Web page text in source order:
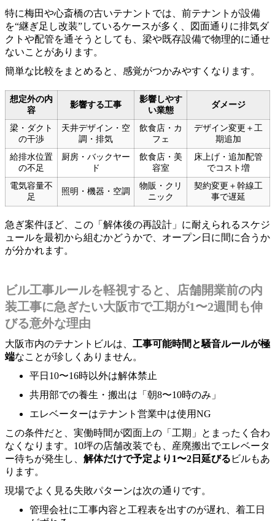
特に梅田や心斎橋の古いテナントでは、前テナントが設備
を“継ぎ足し改装”しているケースが多く、図面通りに排気ダ
クトや配管を通そうとしても、梁や既存設備で物理的に通せ
ないことがあります。
簡単な比較をまとめると、感覚がつかみやすくなります。
想定外の内
容
影響する工事
影響しやす
い業態
ダメージ
梁・ダクト
の干渉
天井デザイン・空
調・排気
飲食店・カ
フェ
デザイン変更＋工
期追加
給排水位置
の不足
厨房・バックヤー
ド
飲食店・美
容室
床上げ・追加配管
でコスト増
電気容量不
足
照明・機器・空調
物販・クリ
ニック
契約変更＋幹線工
事で遅延
急ぎ案件ほど、この「解体後の再設計」に耐えられるスケジ
ュールを最初から組むかどうかで、オープン日に間に合うか
が分かれます。
ビル工事ルールを軽視すると、店舗開業前の内
装工事に急ぎたい大阪市で工期が1〜2週間も伸
びる意外な理由
大阪市内のテナントビルは、 工事可能時間と騒音ルールが極
端なことが珍しくありません。
平日10〜16時以外は解体禁止
共用部での養生・搬出は「朝8〜10時のみ」
エレベーターはテナント営業中は使用NG
この条件だと、実働時間が図面上の「工期」とまったく合わ
なくなります。10坪の店舗改装でも、産廃搬出でエレベータ
ー待ちが発生し、 解体だけで予定より1〜2日延びる ビルもあ
ります。
現場でよく見る失敗パターンは次の通りです。
管理会社に工事内容と工程表を出すのが遅れ、着工日